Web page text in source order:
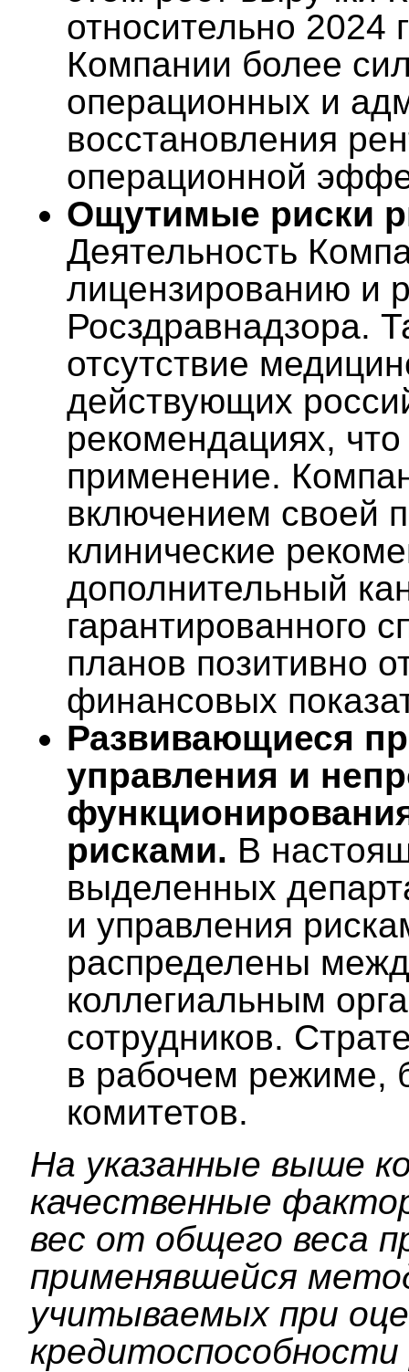
относительно 2024
Компании более
операционных и
восстановления
операционной
Ощутимые риски
Деятельность
лицензированию и
Росздравнадзора.
отсутствие
действующих
рекомендациях,
применение.
включением своей
клинические
дополнительный
гарантированного
планов позитивно
финансовых
Развивающиеся
управления и
рисками. В
выделенных
и управления
распределены
коллегиальным
сотрудников.
в рабочем режиме,
комитетов.
На указанные выше
качественные
вес от общего веса
применявшейся
учитываемых при